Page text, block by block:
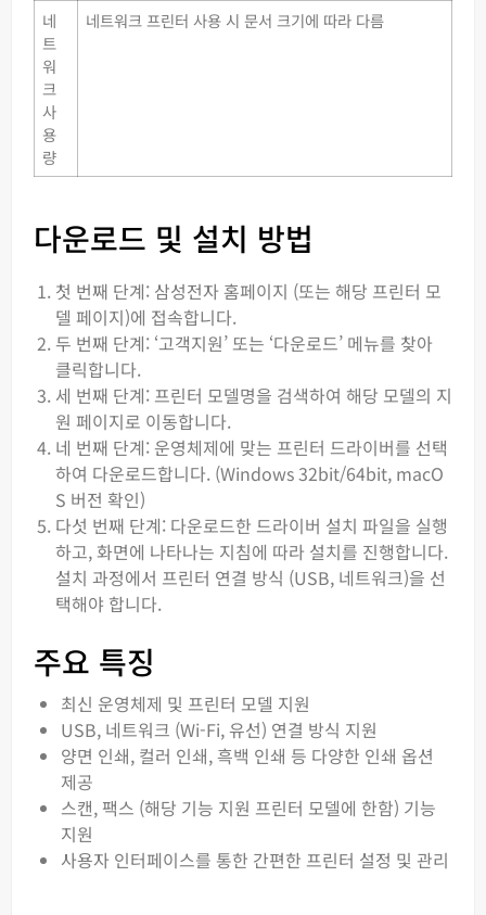
네
트
워
크
사
용
량
네트워크 프린터 사용 시 문서 크기에 따라 다름
다운로드 및 설치 방법
첫 번째 단계: 삼성전자 홈페이지 (또는 해당 프린터 모
델 페이지)에 접속합니다.
두 번째 단계: ‘고객지원’ 또는 ‘다운로드’ 메뉴를 찾아
클릭합니다.
세 번째 단계: 프린터 모델명을 검색하여 해당 모델의 지
원 페이지로 이동합니다.
네 번째 단계: 운영체제에 맞는 프린터 드라이버를 선택
하여 다운로드합니다. (Windows 32bit/64bit, macO
S 버전 확인)
다섯 번째 단계: 다운로드한 드라이버 설치 파일을 실행
하고, 화면에 나타나는 지침에 따라 설치를 진행합니다.
설치 과정에서 프린터 연결 방식 (USB, 네트워크)을 선
택해야 합니다.
주요 특징
최신 운영체제 및 프린터 모델 지원
USB, 네트워크 (Wi-Fi, 유선) 연결 방식 지원
양면 인쇄, 컬러 인쇄, 흑백 인쇄 등 다양한 인쇄 옵션
제공
스캔, 팩스 (해당 기능 지원 프린터 모델에 한함) 기능
지원
사용자 인터페이스를 통한 간편한 프린터 설정 및 관리